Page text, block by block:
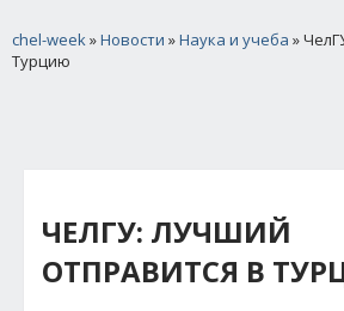
chel-week»Новости »Наука и учеба »
Турцию
ЧЕЛГУ: ЛУЧШИЙ
ОТПРАВИТСЯ В